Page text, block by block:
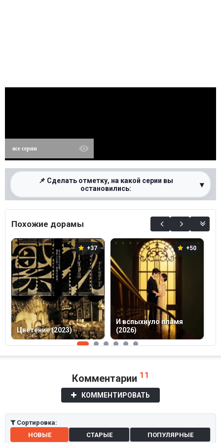
все серии
📌 Сделать отметку, на какой серии вы
остановились:
▾
0%
Похожие дорамы
+37
Цветение (2023)
+50
И вспыхнуло пламя
(2026)
Комментарии 11
КОММЕНТИРОВАТЬ
Сортировка:
НОВЫЕ
СТАРЫЕ ПОПУЛЯРНЫЕ